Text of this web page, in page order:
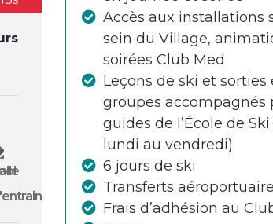
Accès aux installations
sein du Village,
soirées Club Med
Leçons de ski et sorties
groupes accompagnés
guides de l’École de
lundi au vendredi)
6 jours de ski
Transferts
Frais d’adhésion au